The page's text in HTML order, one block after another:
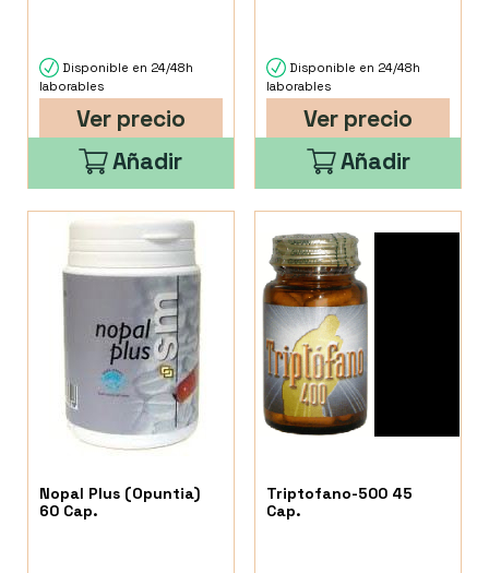
Disponible en 24/48h
laborables
Ver precio
Añadir
Disponible en 24/48h
laborables
Ver precio
Añadir
Nopal Plus (Opuntia)
60 Cap.
Triptofano-500 45
Cap.